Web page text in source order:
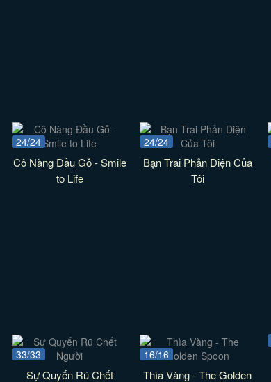
24/24
Cô Nàng Đầu Gỗ - Smile
to Life
24/24
Bạn Trai Phản Diện Của
Tôi
33/33
Sự Quyến Rũ Chết
16/16
Thìa Vàng - The Golden